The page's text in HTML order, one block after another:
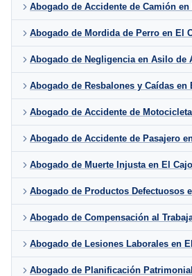
Abogado de Accidente de Camión en
Abogado de Mordida de Perro en El
Abogado de Negligencia en Asilo de
Abogado de Resbalones y Caídas en
Abogado de Accidente de
Abogado de Accidente de Pasajero
Abogado de Muerte Injusta en El
Abogado de Productos Defectuosos
Abogado de Compensación al
Abogado de Lesiones Laborales en
Abogado de Planificación